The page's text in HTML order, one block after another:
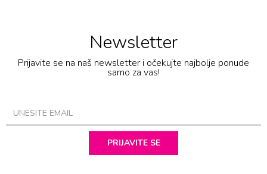
Newsletter
Prijavite se na naš newsletter i očekujte najbolje ponude
samo za vas!
PRIJAVITE SE